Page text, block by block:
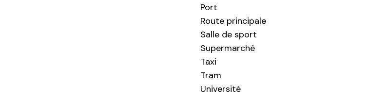
Port
Route principale
Salle de sport
Supermarché
Taxi
Tram
Université